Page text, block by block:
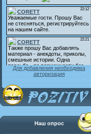
Для добавления необходима
авторизация
Наш опрос